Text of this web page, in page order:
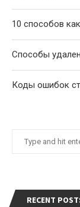
10 способов
Способы
Коды ошибок
RECENT